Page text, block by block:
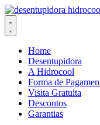
Ir
para
Home
Desentupidora
A Hidrocool
Forma de
Visita Gratuita
Descontos
Garantias